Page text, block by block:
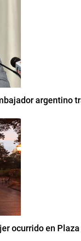
argentino
ocurrido en